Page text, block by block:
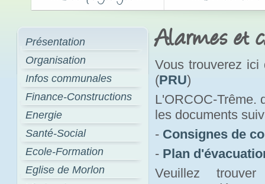
Présentation
Organisation
Infos communales
Finance-Constructions
Energie
Santé-Social
Ecole-Formation
Eglise de Morlon
Alarmes et
Vous trouverez ici
(PRU)
L'ORCOC-Trême.
les documents
- Consignes de
- Plan
Veuillez